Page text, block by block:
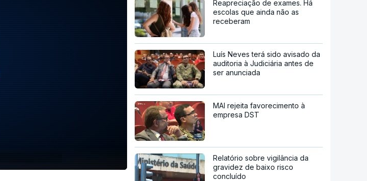
Reapreciação de exames. Há
escolas que ainda não as
receberam
Luís Neves terá sido avisado da
auditoria à Judiciária antes de
ser anunciada
MAI rejeita favorecimento à
empresa DST
Relatório sobre vigilância da
gravidez de baixo risco
concluído